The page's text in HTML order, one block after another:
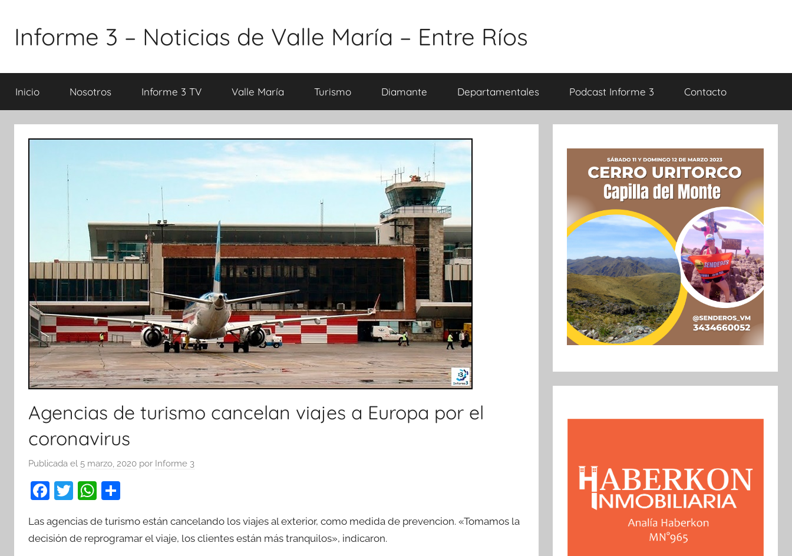
contenido
Informe 3 – Noticias de Valle María – Entre Ríos
Inicio Nosotros Informe 3 TV Valle María Turismo Diamante Departamentales Podcast Informe 3 Contacto
Agencias de turismo cancelan viajes a Europa por el
coronavirus
Publicada el 5 marzo, 2020 por Informe 3
F
c
e
T
itt
er
W
at
s
m
p
Las agencias de turismo están cancelando los viajes al exterior, como medida de prevencion. «Tomamos la
decisión de reprogramar el viaje, los clientes están más tranquilos», indicaron.